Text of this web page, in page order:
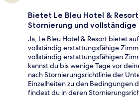
Bietet Le Bleu Hotel &
Stornierung und vollständige
Ja, Le Bleu Hotel & Resort bietet
vollständig erstattungsfähige
vollständig erstattungsfähigen
kannst du bis wenige Tage vor
nach Stornierungsrichtlinie der
Einzelheiten zu den Bedingungen
findest du in deren